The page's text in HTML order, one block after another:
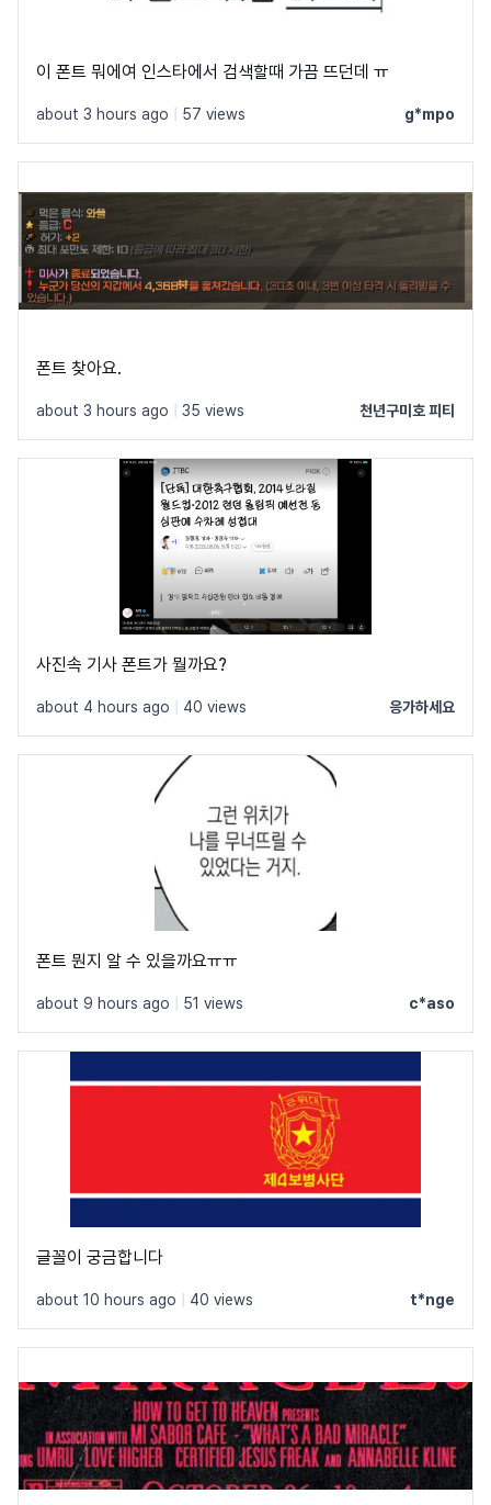
이 폰트 뭐에여 인스타에서 검색할때 가끔 뜨던데 ㅠ
about 3 hours ago 57 views g*mpo
폰트 찾아요.
about 3 hours ago 35 views 천년구미호 피티
사진속 기사 폰트가 뭘까요?
about 4 hours ago 40 views 응가하세요
폰트 뭔지 알 수 있을까요ㅠㅠ
about 9 hours ago 51 views c*aso
글꼴이 궁금합니다
about 10 hours ago 40 views t*nge